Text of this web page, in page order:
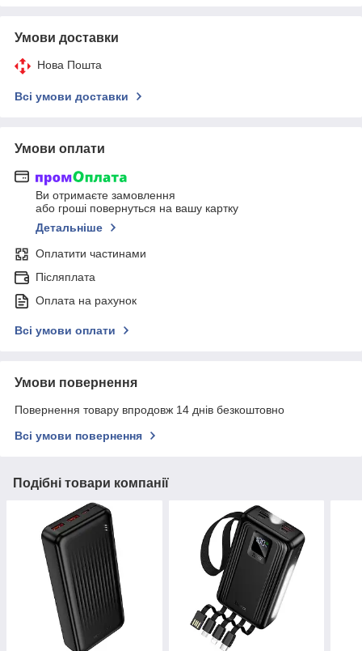
Умови доставки
Нова Пошта
Всі умови доставки
Умови оплати
Ви отримаєте замовлення
або гроші повернуться на вашу картку
Детальніше
Оплатити частинами
Післяплата
Оплата на рахунок
Всі умови оплати
Умови повернення
Повернення товару впродовж 14 днів безкоштовно
Всі умови повернення
Подібні товари компанії